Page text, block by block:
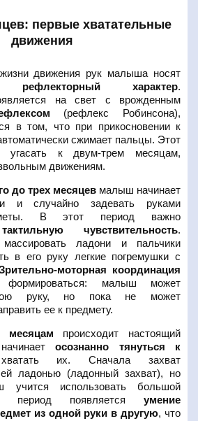
первые хватательные
движения
движения рук малыша носят
рефлекторный характер.
на свет с врожденным
(рефлекс Робинсона),
в том, что при прикосновении к
сжимает пальцы. Этот
угасать к двум-трем месяцам,
движениям.
до трех месяцев малыш начинает
и случайно задевать руками
В этот период важно
чувствительность.
ладони и пальчики
в его руку легкие погремушки с
моторная координация
формироваться: малыш может
руку, но пока не может
ее к предмету.
месяцам происходит настоящий
осознанно тянуться к
их. Сначала захват
ладонью (ладонный захват), но
учится использовать большой
появляется умение
из одной руки в другую, что